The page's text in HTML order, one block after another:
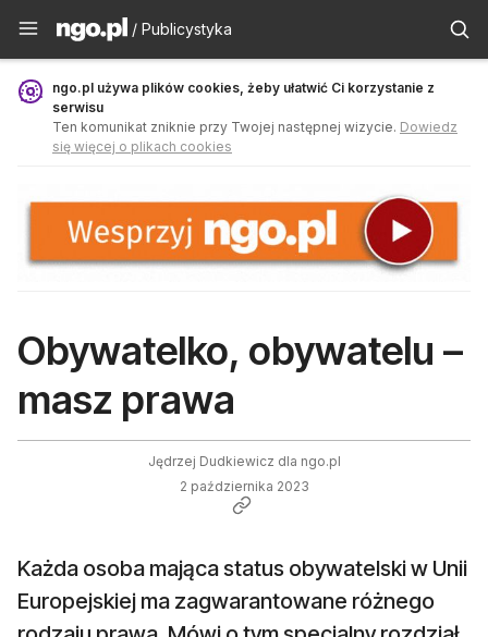
Publicystyka - ngo.pl
/ Publicystyka
ngo.pl używa plików cookies, żeby ułatwić Ci korzystanie z
serwisu
Ten komunikat zniknie przy Twojej następnej wizycie. Dowiedz
się więcej o plikach cookies
Obywatelko, obywatelu –
masz prawa
Jędrzej Dudkiewicz dla ngo.pl
2 października 2023
Każda osoba mająca status obywatelski w Unii
Europejskiej ma zagwarantowane różnego